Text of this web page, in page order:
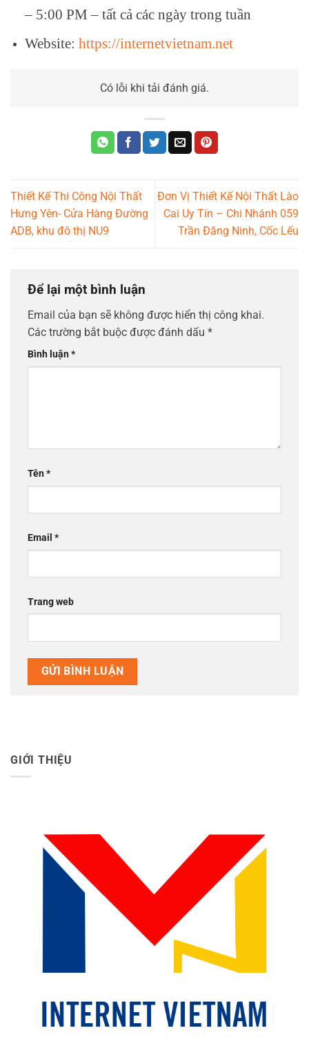
– 5:00 PM – tất cả các ngày trong tuần
Website: https://internetvietnam.net
Có lỗi khi tải đánh giá.
Thiết Kế Thi Công Nội Thất
Hưng Yên- Cửa Hàng Đường
ADB, khu đô thị NU9
Đơn Vị Thiết Kế Nội Thất Lào
Cai Uy Tín – Chi Nhánh 059
Trần Đăng Ninh, Cốc Lếu
Để lại một bình luận
Email của bạn sẽ không được hiển thị công khai.
Các trường bắt buộc được đánh dấu *
Bình luận*
Tên*
Email *
Trang web
GIỚI THIỆU